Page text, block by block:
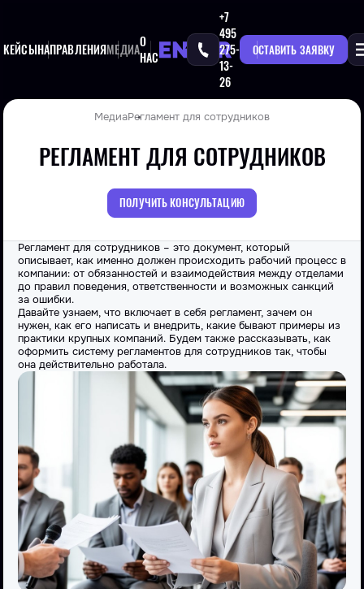
КЕЙСЫНАПРАВЛЕНИЯМЕДИАО
НАС
+7
495
275-
13-
26
ОСТАВИТЬ ЗАЯВКУ
МедиаРегламент для сотрудников
РЕГЛАМЕНТ ДЛЯ СОТРУДНИКОВ
ПОЛУЧИТЬ КОНСУЛЬТАЦИЮ
Регламент для сотрудников – это документ, который
описывает, как именно должен происходить рабочий процесс в
компании: от обязанностей и взаимодействия между отделами
до правил поведения, ответственности и возможных санкций
за ошибки.
Давайте узнаем, что включает в себя регламент, зачем он
нужен, как его написать и внедрить, какие бывают примеры из
практики крупных компаний. Будем также рассказывать, как
оформить систему регламентов для сотрудников так, чтобы
она действительно работала.